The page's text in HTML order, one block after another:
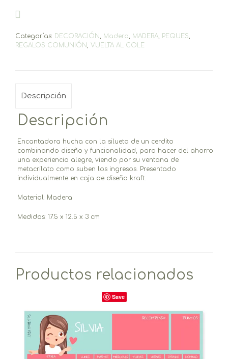
Categorías: DECORACIÓN, Madera, MADERA, PEQUES,
REGALOS COMUNIÓN, VUELTA AL COLE
Descripción
Descripción
Encantadora hucha con la silueta de un cerdito
combinando diseño y funcionalidad, para hacer del ahorro
una experiencia alegre, viendo por su ventana de
metacrilato como suben los ingresos. Presentado
individualmente en caja de diseño kraft.
Material: Madera
Medidas: 17.5 x 12.5 x 3 cm
Productos relacionados
Save